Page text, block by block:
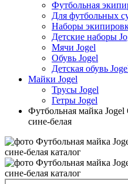
Футбольная
Для футбольных
Наборы
Детские наборы
Мячи Jogel
Обувь Jogel
Детская обувь
Майки Jogel
Трусы Jogel
Гетры Jogel
Футбольная майка
сине-белая